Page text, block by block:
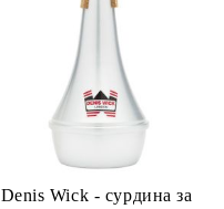
Denis Wick - сурдина за